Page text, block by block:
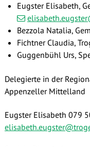
Eugster Elisabeth,
Bezzola Natalia,
Fichtner Claudia,
Guggenbühl Urs,
Delegierte in der
Appenzeller Mittelland
Eugster Elisabeth 079